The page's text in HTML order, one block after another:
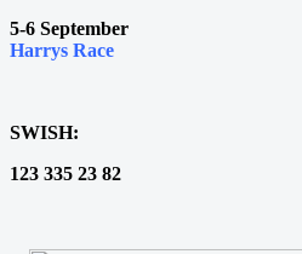
5-6 September
Harrys Race
SWISH:
123 335 23 82